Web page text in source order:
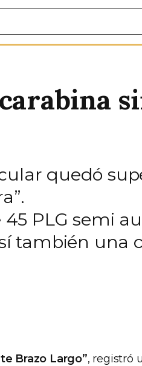
quedó
PLG semi
también una
Brazo Largo”, registró